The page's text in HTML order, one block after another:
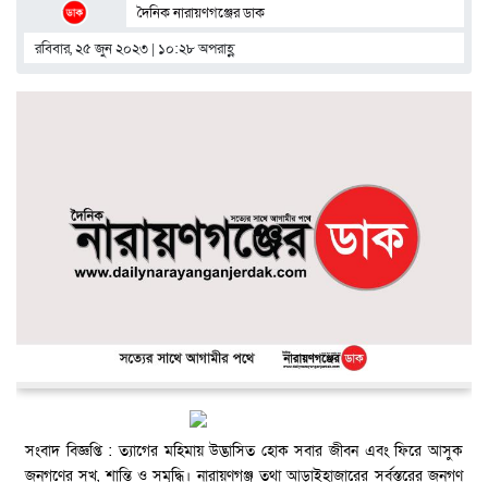
দৈনিক নারায়ণগঞ্জের ডাক
রবিবার, ২৫ জুন ২০২৩ | ১০:২৮ অপরাহ্ণ
সংবাদ বিজ্ঞপ্তি : ত্যাগের মহিমায় উদ্ভাসিত হোক সবার জীবন এবং ফিরে আসুক
জনগণের সুখ, শান্তি ও সমৃদ্ধি। নারায়ণগঞ্জ তথা আড়াইহাজারের সর্বস্তরের জনগণ